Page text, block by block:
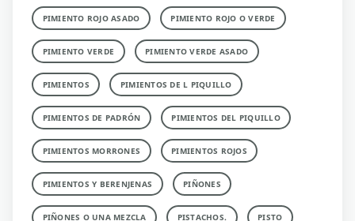
PIMIENTO ROJO ASADO PIMIENTO ROJO O VERDE
PIMIENTO VERDE PIMIENTO VERDE ASADO
PIMIENTOS PIMIENTOS DE L PIQUILLO
PIMIENTOS DE PADRÓN PIMIENTOS DEL PIQUILLO
PIMIENTOS MORRONES PIMIENTOS ROJOS
PIMIENTOS Y BERENJENAS PIÑONES
PIÑONES O UNA MEZCLA PISTACHOS. PISTO